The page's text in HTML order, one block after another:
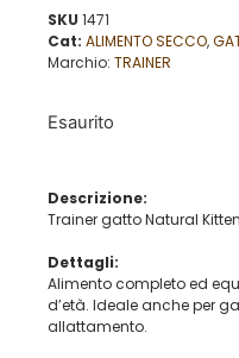
SKU 1471
Cat: ALIMENTO SECCO,
Marchio: TRAINER
Esaurito
Descrizione:
Trainer gatto Natural
Dettagli:
Alimento completo ed
d’età. Ideale anche per
allattamento.